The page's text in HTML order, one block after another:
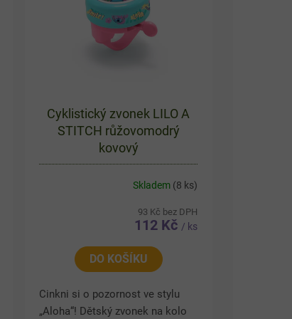
Cyklistický zvonek LILO A
STITCH růžovomodrý
kovový
Skladem (8 ks)
93 Kč bez DPH
112 Kč / ks
DO KOŠÍKU
Cinkni si o pozornost ve stylu
„Aloha“! Dětský zvonek na kolo